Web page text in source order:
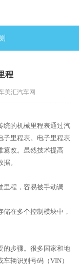
程
美汇汽车网
统的机械里程表通过汽
子里程表。电子里程表
篡改。虽然技术提高
。
里程，容易被手动调
在多个控制模块中，
的步骤。很多国家和地
辆识别号码（VIN）